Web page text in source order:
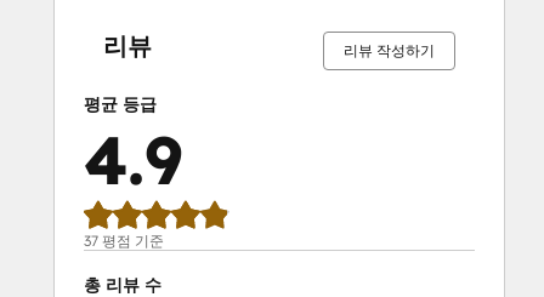
Service Hub Demo Certification
Service Hub Software
Social Media Marketing Certification
Social Media Marketing Certification II
Solutions Architecture Foundations
리뷰 리뷰 작성하기
평균 등급
4.9
37 평점 기준
총 리뷰 수
료
료
료
료
료